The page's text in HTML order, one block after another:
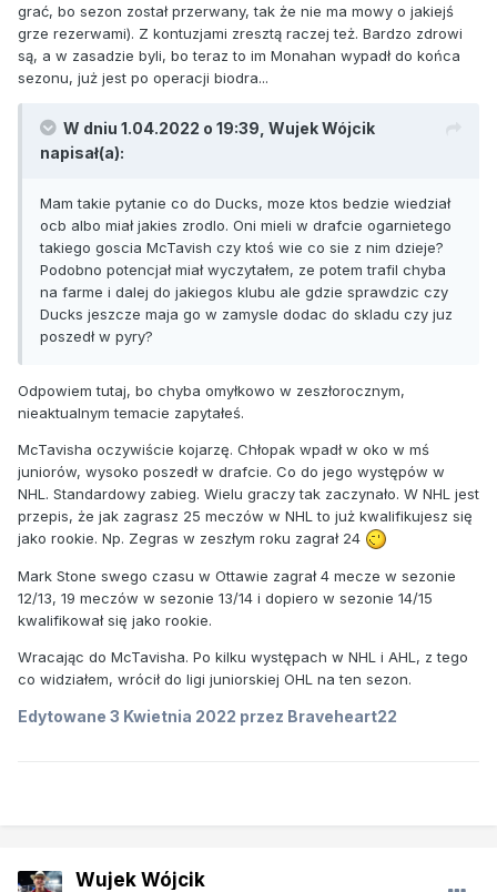
grać, bo sezon został przerwany, tak że nie ma mowy o jakiejś
grze rezerwami). Z kontuzjami zresztą raczej też. Bardzo zdrowi
są, a w zasadzie byli, bo teraz to im Monahan wypadł do końca
sezonu, już jest po operacji biodra...
W dniu 1.04.2022 o 19:39, Wujek Wójcik
napisał(a):
Mam takie pytanie co do Ducks, moze ktos bedzie wiedział
ocb albo miał jakies zrodlo. Oni mieli w drafcie ogarnietego
takiego goscia McTavish czy ktoś wie co sie z nim dzieje?
Podobno potencjał miał wyczytałem, ze potem trafil chyba
na farme i dalej do jakiegos klubu ale gdzie sprawdzic czy
Ducks jeszcze maja go w zamysle dodac do skladu czy juz
poszedł w pyry?
Odpowiem tutaj, bo chyba omyłkowo w zeszłorocznym,
nieaktualnym temacie zapytałeś.
McTavisha oczywiście kojarzę. Chłopak wpadł w oko w mś
juniorów, wysoko poszedł w drafcie. Co do jego występów w
NHL. Standardowy zabieg. Wielu graczy tak zaczynało. W NHL jest
przepis, że jak zagrasz 25 meczów w NHL to już kwalifikujesz się
jako rookie. Np. Zegras w zeszłym roku zagrał 24
Mark Stone swego czasu w Ottawie zagrał 4 mecze w sezonie
12/13, 19 meczów w sezonie 13/14 i dopiero w sezonie 14/15
kwalifikował się jako rookie.
Wracając do McTavisha. Po kilku występach w NHL i AHL, z tego
co widziałem, wrócił do ligi juniorskiej OHL na ten sezon.
Edytowane 3 Kwietnia 2022 przez Braveheart22
Wujek Wójcik